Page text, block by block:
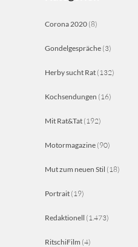
Corona 2020 (8)
Gondelgespräche (3)
Herby sucht Rat (132)
Kochsendungen (16)
Mit Rat&Tat (192)
Motormagazine (90)
Mut zum neuen Stil (18)
Portrait (19)
Redaktionell (1.473)
RitschiFilm (4)